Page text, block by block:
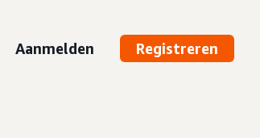
Aanmelden Registreren